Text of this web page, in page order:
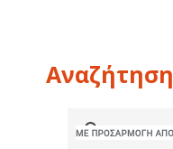
Αναζήτηση